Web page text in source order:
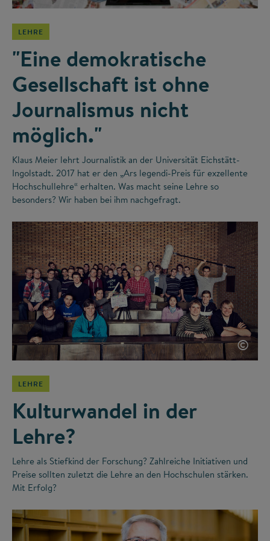
LEHRE
"Eine demokratische
Gesellschaft ist ohne
Journalismus nicht
möglich."
Klaus Meier lehrt Journalistik an der Universität Eichstätt-
Ingolstadt. 2017 hat er den „Ars legendi-Preis für exzellente
Hochschullehre“ erhalten. Was macht seine Lehre so
besonders? Wir haben bei ihm nachgefragt.
©
LEHRE
Kulturwandel in der
Lehre?
Lehre als Stiefkind der Forschung? Zahlreiche Initiativen und
Preise sollten zuletzt die Lehre an den Hochschulen stärken.
Mit Erfolg?